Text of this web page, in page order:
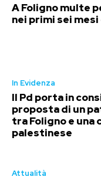
A Foligno multe
nei primi sei mesi
In Evidenza
Il Pd porta in
proposta di un
tra Foligno e una
palestinese
Attualità